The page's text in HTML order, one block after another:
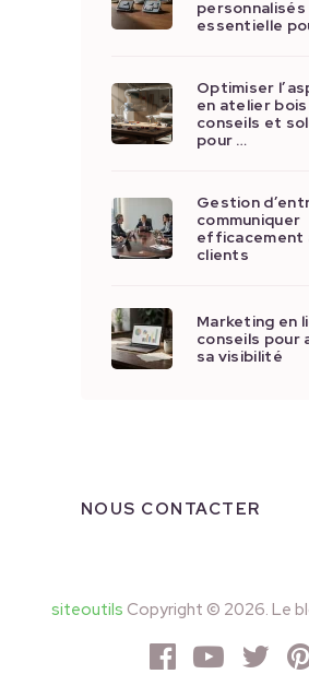
essentielle
Optimiser
en atelier bois
conseils et
pour …
Gestion
communiquer
efficacement
clients
Marketing en
conseils pour
sa visibilité
NOUS CONTACTER
siteoutils Copyright © 2026. Le